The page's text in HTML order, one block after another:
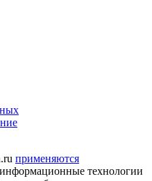
применяются
технологии